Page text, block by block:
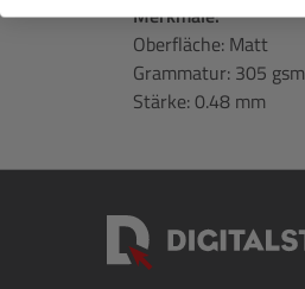
Merkmale:
Oberfläche: Matt
Grammatur: 305 gsm
Stärke: 0.48 mm